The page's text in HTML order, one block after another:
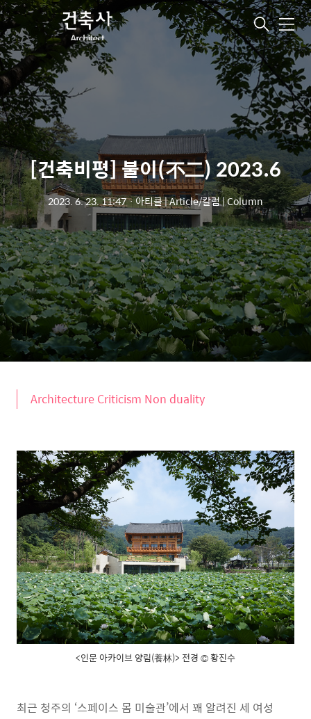
메
뉴
[건축비평] 불이(不二) 2023.6
2023. 6. 23. 11:47ㆍ아티클 | Article/칼럼 | Column
Architecture Criticism Non duality
<인문 아카이브 양림(養林)> 전경 © 황진수
최근 청주의 ‘스페이스 몸 미술관’에서 꽤 알려진 세 여성